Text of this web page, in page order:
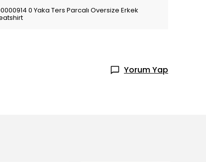
0 Yaka Ters Parcalı Oversize Erkek
Yorum Yap